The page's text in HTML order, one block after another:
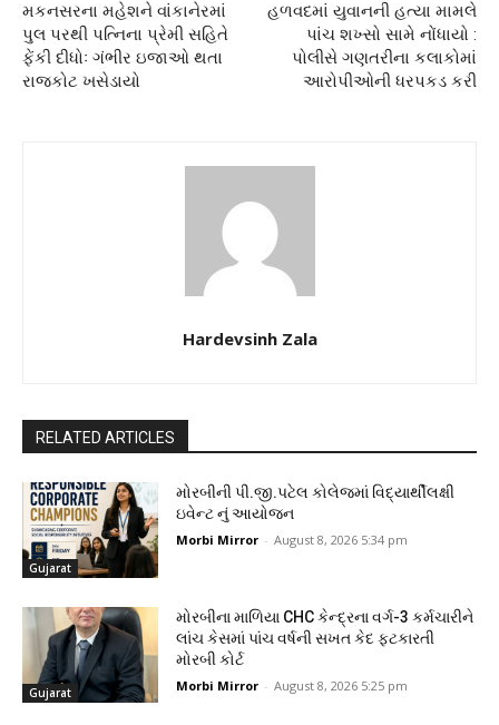
મકનસરના મહેશને વાંકાનેરમાં
પુલ પરથી પત્નિના પ્રેમી સહિતે
ફેંકી દીધોઃ ગંભીર ઇજાઓ થતા
રાજકોટ ખસેડાયો
હળવદમાં યુવાનની હત્યા મામલે
પાંચ શખ્સો સામે નોંધાયો :
પોલીસે ગણતરીના કલાકોમાં
આરોપીઓની ધરપકડ કરી
Hardevsinh Zala
RELATED ARTICLES
Gujarat
મોરબીની પી.જી.પટેલ કોલેજમાં વિદ્યાર્થીલક્ષી
ઇવેન્ટ નું આયોજન
Morbi Mirror - August 8, 2026 5:34 pm
Gujarat
મોરબીના માળિયા CHC કેન્દ્રના વર્ગ-3 કર્મચારીને
લાંચ કેસમાં પાંચ વર્ષની સખત કેદ ફટકારતી
મોરબી કોર્ટ
Morbi Mirror - August 8, 2026 5:25 pm